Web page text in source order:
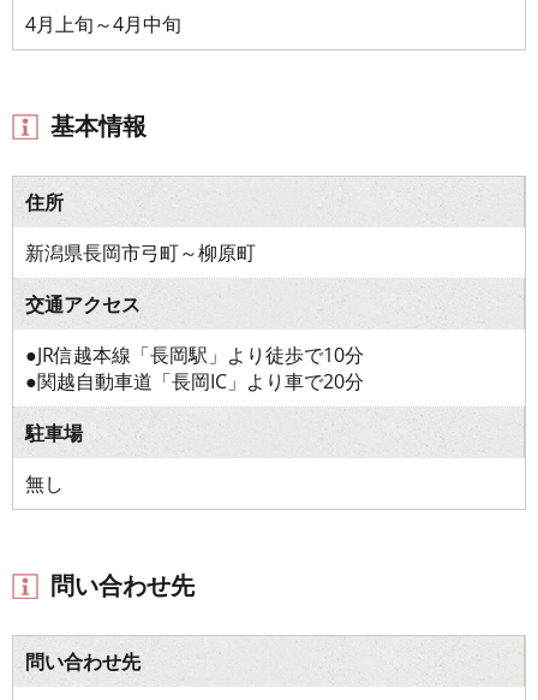
4月上旬～4月中旬
基本情報
住所
新潟県長岡市弓町～柳原町
交通アクセス
●JR信越本線「長岡駅」より徒歩で10分
●関越自動車道「長岡IC」より車で20分
駐車場
無し
問い合わせ先
問い合わせ先